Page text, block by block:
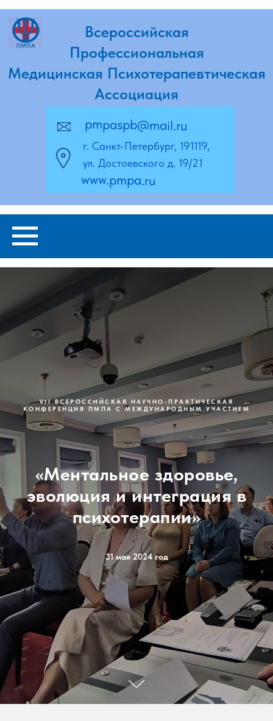
Профессиональная
Медицинская Психотерапевтическая
Ассоциация
www.pmpa.ru
pmpaspb@mail.ru
г. Санкт-Петербург, 191119,
VII ВСЕРОССИЙСКАЯ НАУЧНО-ПРАКТИЧЕСКАЯ
КОНФЕРЕНЦИЯ ПМПА С МЕЖДУНАРОДНЫМ УЧАСТИЕМ
«Ментальное здоровье,
эволюция и интеграция в
психотерапии»
31 мая 2024 год